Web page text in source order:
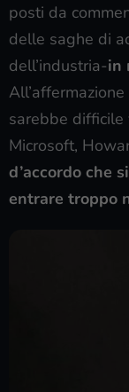
posti da
delle saghe di
dell’industria-in
sarebbe difficile
Microsoft,
d’accordo che
entrare troppo